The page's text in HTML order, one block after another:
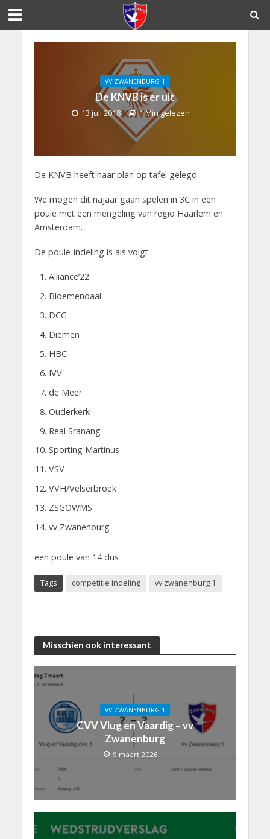
VV ZWANENBURG 1
De KNVB is er uit
13 juli 2018 1 Min gelezen
De KNVB heeft haar plan op tafel gelegd.
We mogen dit najaar gaan spelen in 3C in een
poule met een mengeling van regio Haarlem en
Amsterdam.
De poule-indeling is als volgt:
Alliance’22
Bloemendaal
DCG
Diemen
HBC
IVV
de Meer
Ouderkerk
Real Sranang
Sporting Martinus
VSV
VVH/Velserbroek
ZSGOWMS
vv Zwanenburg
een poule van 14 dus
Tags competitie indeling vv zwanenburg 1
Misschien ook interessant
VV ZWANENBURG 1
CVV Vlug en Vaardig – vv
Zwanenburg
9 maart 2026